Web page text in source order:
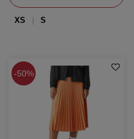
XS S
50%